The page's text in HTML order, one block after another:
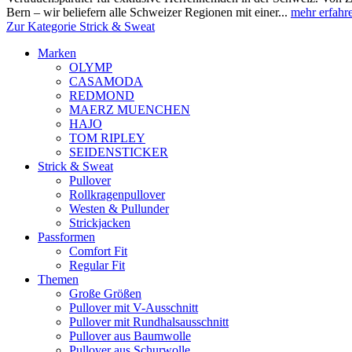
Bern – wir beliefern alle Schweizer Regionen mit einer... mehr
Zur Kategorie Strick & Sweat
Marken
OLYMP
CASAMODA
REDMOND
MAERZ MUENCHEN
HAJO
TOM RIPLEY
SEIDENSTICKER
Strick & Sweat
Pullover
Rollkragenpullover
Westen & Pullunder
Strickjacken
Passformen
Comfort Fit
Regular Fit
Themen
Große Größen
Pullover mit V-Ausschnitt
Pullover mit Rundhalsausschnitt
Pullover aus Baumwolle